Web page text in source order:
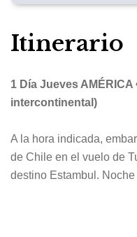
Itinerario
1 Día Jueves AMÉRICA
intercontinental)
A la hora indicada,
de Chile en el vuelo de
destino Estambul. Noche